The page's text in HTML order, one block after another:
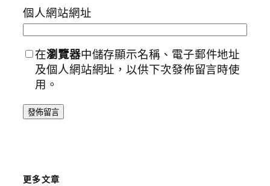
個人網站網址
在瀏覽器中儲存顯示名稱、電子郵件地址
及個人網站網址，以供下次發佈留言時使
用。
更多文章